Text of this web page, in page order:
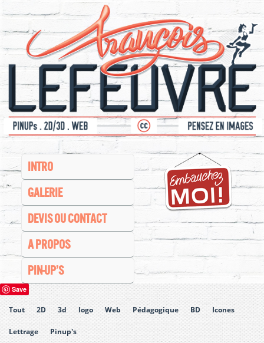
INTRO
GALERIE
DEVIS OU CONTACT
A PROPOS
PIN-UP’S
Save
Tout 2D 3d logo Web Pédagogique BD Icones
Lettrage Pinup's